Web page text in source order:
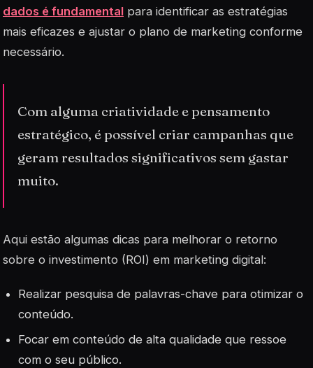
dados é fundamental para identificar as estratégias
mais eficazes e ajustar o plano de marketing conforme
necessário.
Com alguma criatividade e pensamento
estratégico, é possível criar campanhas que
geram resultados significativos sem gastar
muito.
Aqui estão algumas dicas para melhorar o retorno
sobre o investimento (ROI) em marketing digital:
Realizar pesquisa de palavras-chave para otimizar o
conteúdo.
Focar emconteúdo de alta qualidade que ressoe
com o seu público.